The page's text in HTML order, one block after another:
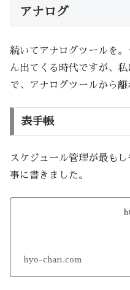
アナログ
続いてアナログツールを
ん出てくる時代ですが、
で、アナログツールから離
表手帳
スケジュール管理が最も
事に書きました。
hyo-chan.com